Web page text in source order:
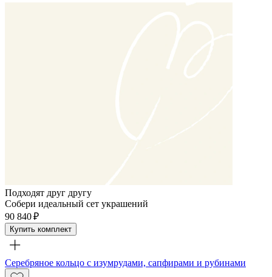
Подходят друг другу
Собери идеальный сет украшений
90 840 ₽
Купить комплект
Серебряное кольцо с изумрудами, сапфирами и рубинами